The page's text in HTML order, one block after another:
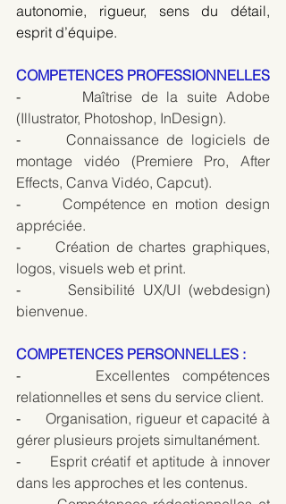
autonomie, rigueur, sens du détail,
esprit d’équipe.
- Maîtrise de la suite Adobe
(Illustrator, Photoshop, InDesign).
- Connaissance de logiciels de
montage vidéo (Premiere Pro, After
Effects, Canva Vidéo, Capcut).
- Compétence en motion design
appréciée.
- Création de chartes graphiques,
logos, visuels web et print.
- Sensibilité UX/UI (webdesign)
bienvenue.
COMPETENCES PERSONNELLES :
- Excellentes compétences
relationnelles et sens du service client.
- Organisation, rigueur et capacité à
gérer plusieurs projets simultanément.
- Esprit créatif et aptitude à innover
dans les approches et les contenus.